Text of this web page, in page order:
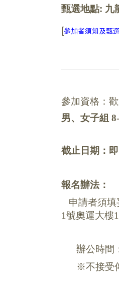
甄選地點: 九
[參加者須知及甄
參加資格：
男、女子組
截止日期：
報名辦法：
申請者須填
1號奧運大樓
辦公時間
※不接受